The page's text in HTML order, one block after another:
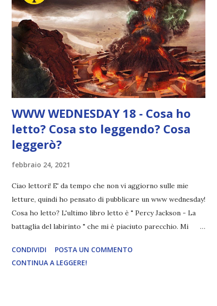
aver puntato così in alto con la sfida goodreads perché è
evidente che quest'anno molto probabilmente me la
prenderò con calma. Di sicuro questo sarà dovuto anche al
fatto che sto collaborando davvero poco con le case
editrici, quindi non ho fretta di finire le letture per...
WWW WEDNESDAY 18 - Cosa ho
letto? Cosa sto leggendo? Cosa
leggerò?
febbraio 24, 2021
Ciao lettori! E' da tempo che non vi aggiorno sulle mie
letture, quindi ho pensato di pubblicare un www wednesday!
Cosa ho letto? L'ultimo libro letto è " Percy Jackson - La
battaglia del labirinto " che mi è piaciuto parecchio. Mi
infatti adesso sono sempre più curiosa di leggere i seguiti
(soprattutto la saga Eroi dell'Olimpo, che dovrebbe essere
CONDIVIDI
POSTA UN COMMENTO
CONTINUA A LEGGERE!